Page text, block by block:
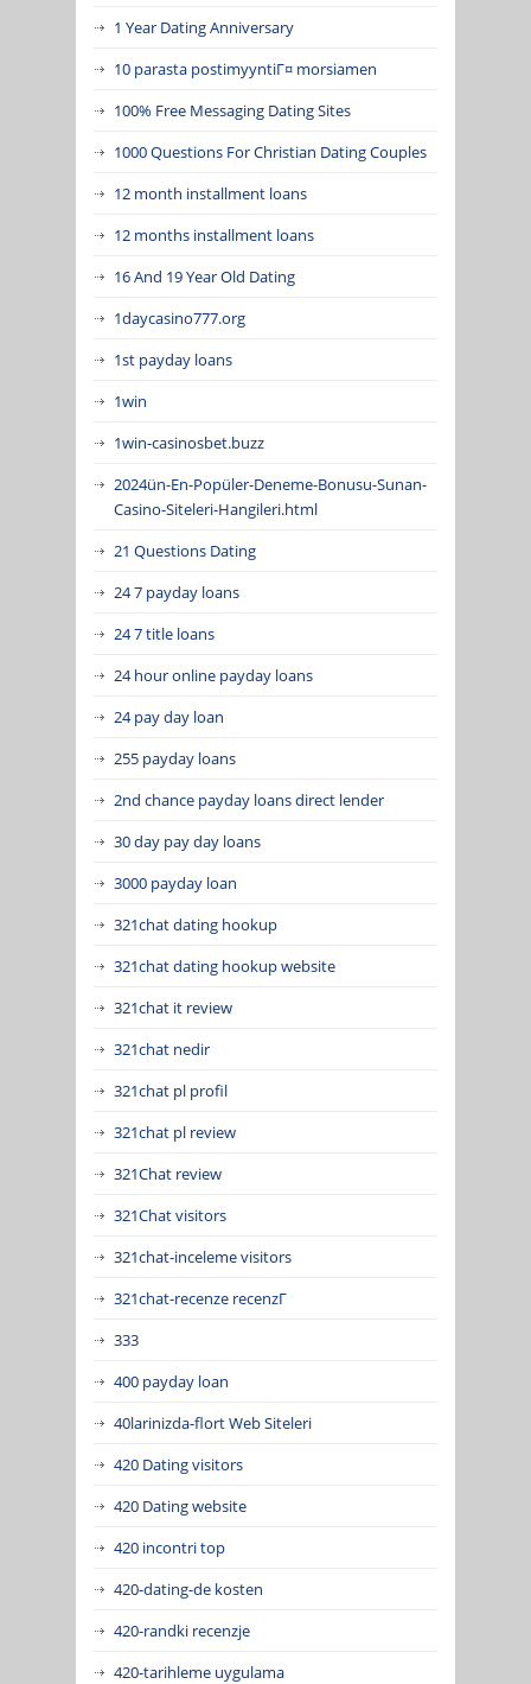
1 Year Dating Anniversary
10 parasta postimyyntiГ¤ morsiamen
100% Free Messaging Dating Sites
1000 Questions For Christian Dating Couples
12 month installment loans
12 months installment loans
16 And 19 Year Old Dating
1daycasino777.org
1st payday loans
1win
1win-casinosbet.buzz
2024ün-En-Popüler-Deneme-Bonusu-Sunan-
Casino-Siteleri-Hangileri.html
21 Questions Dating
24 7 payday loans
24 7 title loans
24 hour online payday loans
24 pay day loan
255 payday loans
2nd chance payday loans direct lender
30 day pay day loans
3000 payday loan
321chat dating hookup
321chat dating hookup website
321chat it review
321chat nedir
321chat pl profil
321chat pl review
321Chat review
321Chat visitors
321chat-inceleme visitors
321chat-recenze recenzГ­
333
400 payday loan
40larinizda-flort Web Siteleri
420 Dating visitors
420 Dating website
420 incontri top
420-dating-de kosten
420-randki recenzje
420-tarihleme uygulama